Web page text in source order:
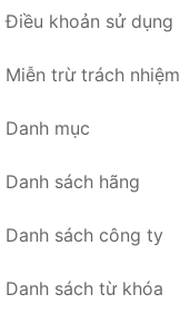
Điều khoản sử dụng
Miễn trừ trách nhiệm
Danh mục
Danh sách hãng
Danh sách công ty
Danh sách từ khóa